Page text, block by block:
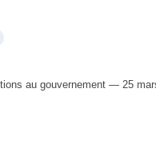
au gouvernement — 25